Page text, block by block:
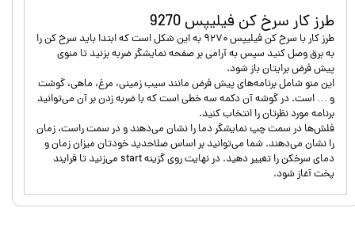
طرز کار سرخ کن فیلیپس 9270
طرز کار با سرخ کن فیلیپس ۹۲۷۰ به این شکل است که ابتدا باید سرخ کن را
به برق وصل کنید سپس به آرامی بر صفحه نمایشگر ضربه بزنید تا منوی
پیش فرض برایتان باز شود.
این منو شامل برنامه‌های پیش فرض مانند سیب زمینی، مرغ، ماهی، گوشت
و … است. در گوشه آن دکمه سه خطی است که با ضربه زدن بر آن می‌توانید
برنامه مورد نظرتان را انتخاب کنید.
فلش‌ها در سمت چپ نمایشگر دما را نشان می‌دهند و در سمت راست، زمان
را نشان می‌دهند. شما می‌توانید بر اساس صلاحدید خودتان میزان زمان و
دمای سرخکن را تغییر دهید. در نهایت روی گزینه start می‌زنید تا فرایند
پخت آغاز شود.